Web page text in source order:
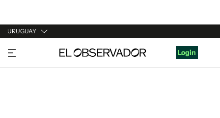
URUGUAY
URUGUAY
ARGENTINA
Login